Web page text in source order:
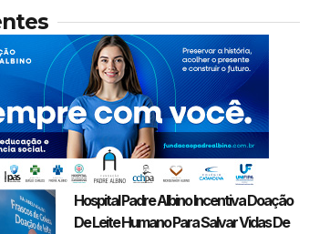
Hospital Padre Albino Incentiva Doação
De Leite Humano Para Salvar Vidas De